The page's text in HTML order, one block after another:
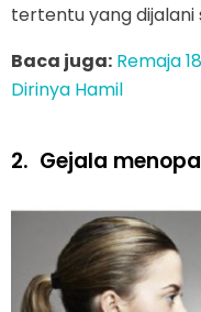
tertentu yang dijalani
Baca juga: Remaja
Dirinya Hamil
2. Gejala